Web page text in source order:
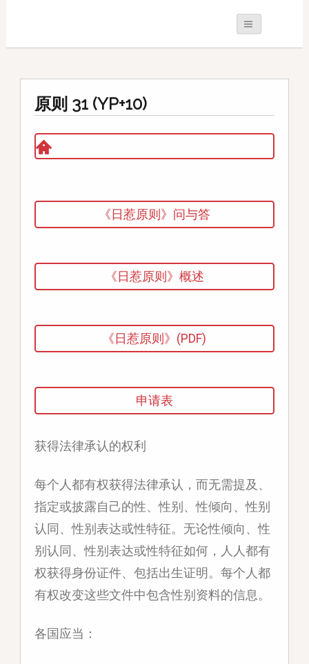
原则 31 (YP+10)
《日惹原则》问与答
《日惹原则》概述
《日惹原则》(PDF)
申请表
获得法律承认的权利
每个人都有权获得法律承认，而无需提及、
指定或披露自己的性、性别、性倾向、性别
认同、性别表达或性特征。无论性倾向、性
别认同、性别表达或性特征如何，人人都有
权获得身份证件、包括出生证明。每个人都
有权改变这些文件中包含性别资料的信息。
各国应当：